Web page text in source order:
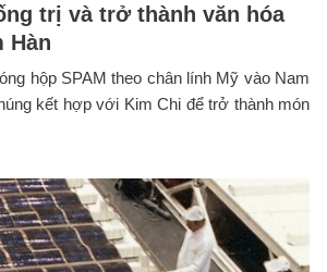
trị và trở thành văn hóa
Hàn
hộp SPAM theo chân lính Mỹ vào Nam
kết hợp với Kim Chi để trở thành món